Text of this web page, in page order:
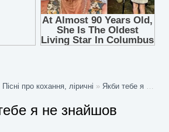
Пісні про кохання, ліричні » Якби тебе я не знайшов
я не знайшов